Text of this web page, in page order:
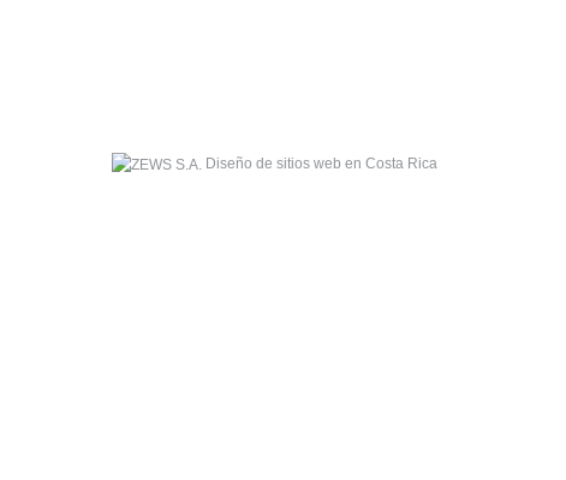
Diseño de sitios web en Costa Rica